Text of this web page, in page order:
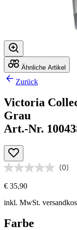
Ähnliche Artikel
Zurück
Victoria
Grau
Art.-Nr.
(0)
€ 35,90
inkl. MwSt.
Farbe